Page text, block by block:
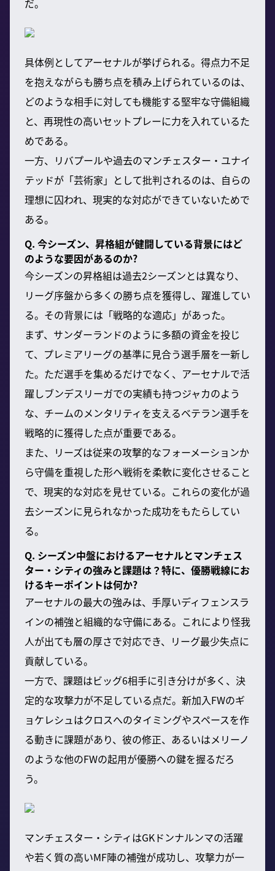
具体例としてアーセナルが挙げられる。得点力不足
を抱えながらも勝ち点を積み上げられているのは、
どのような相手に対しても機能する堅牢な守備組織
と、再現性の高いセットプレーに力を入れているた
めである。
一方、リバプールや過去のマンチェスター・ユナイ
テッドが「芸術家」として批判されるのは、自らの
理想に囚われ、現実的な対応ができていないためで
ある。
Q. 今シーズン、昇格組が健闘している背景にはど
のような要因があるのか?
今シーズンの昇格組は過去2シーズンとは異なり、
リーグ序盤から多くの勝ち点を獲得し、躍進してい
る。その背景には「戦略的な適応」があった。
まず、サンダーランドのように多額の資金を投じ
て、プレミアリーグの基準に見合う選手層を一新し
た。ただ選手を集めるだけでなく、アーセナルで活
躍しブンデスリーガでの実績も持つジャカのよう
な、チームのメンタリティを支えるベテラン選手を
戦略的に獲得した点が重要である。
また、リーズは従来の攻撃的なフォーメーションか
ら守備を重視した形へ戦術を柔軟に変化させること
で、現実的な対応を見せている。これらの変化が過
去シーズンに見られなかった成功をもたらしてい
る。
Q. シーズン中盤におけるアーセナルとマンチェス
ター・シティの強みと課題は？特に、優勝戦線にお
けるキーポイントは何か?
アーセナルの最大の強みは、手厚いディフェンスラ
インの補強と組織的な守備にある。これにより怪我
人が出ても層の厚さで対応でき、リーグ最少失点に
貢献している。
一方で、課題はビッグ6相手に引き分けが多く、決
定的な攻撃力が不足している点だ。新加入FWのギ
ョケレシュはクロスへのタイミングやスペースを作
る動きに課題があり、彼の修正、あるいはメリーノ
のような他のFWの起用が優勝への鍵を握るだろ
う。
マンチェスター・シティはGKドンナルンマの活躍
や若く質の高いMF陣の補強が成功し、攻撃力が一